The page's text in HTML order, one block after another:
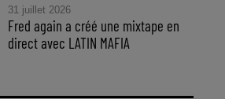
31 juillet 2026
Fred again a créé une mixtape en
direct avec LATIN MAFIA